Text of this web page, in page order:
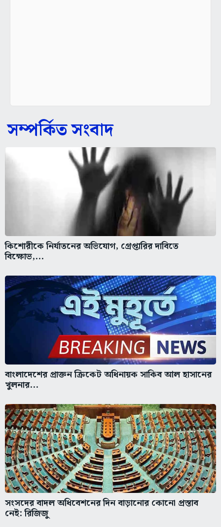
সম্পর্কিত সংবাদ
কিশোরীকে নির্যাতনের অভিযোগ, গ্রেপ্তারির দাবিতে
বিক্ষোভ,...
বাংলাদেশের প্রাক্তন ক্রিকেট অধিনায়ক সাকিব আল হাসানের
খুলনার...
সংসদের বাদল অধিবেশনের দিন বাড়ানোর কোনো প্রস্তাব
নেই: রিজিজু